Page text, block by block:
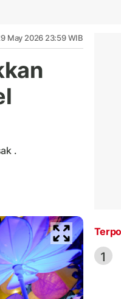
May 2026 23:59 WIB
.
1